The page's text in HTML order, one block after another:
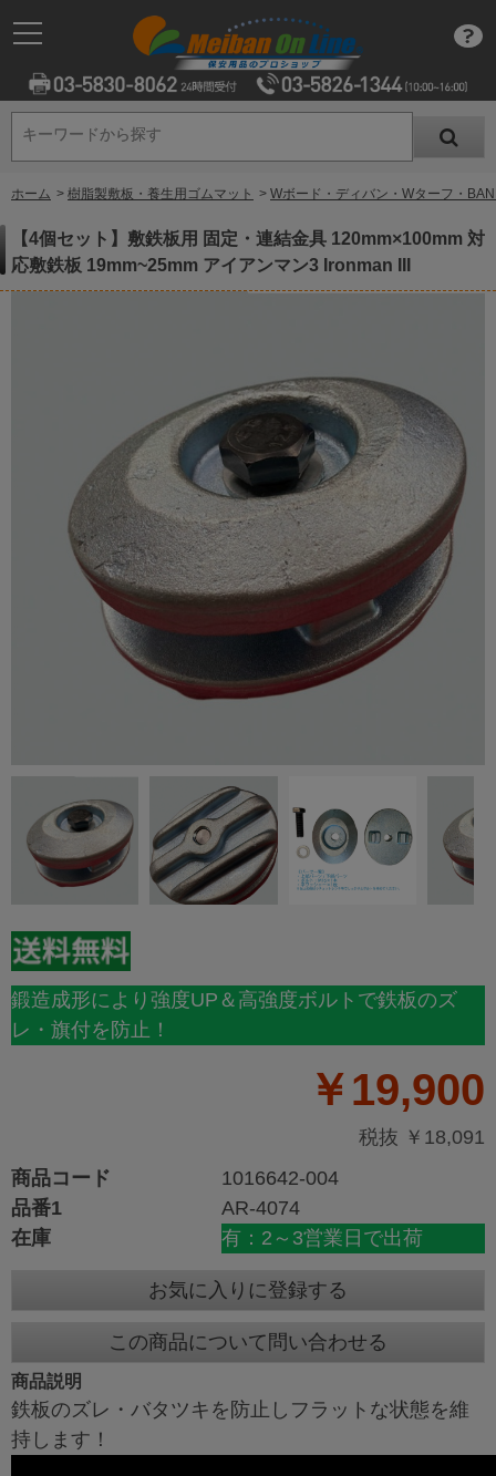
キーワードから探す
キーワードから探す
ホーム > 樹脂製敷板・養生用ゴムマット > Wボード・ディバン・Wターフ・
【4個セット】敷鉄板用 固定・連結金具 120mm×100mm 対
応敷鉄板 19mm~25mm アイアンマン3 Ironman III
鍛造成形により強度UP＆高強度ボルトで鉄板のズ
レ・旗付を防止！
￥19,900
税抜 ￥18,091
商品コード
1016642-004
品番1
AR-4074
在庫
有：2～3営業日で出荷
お気に入りに登録する
この商品について問い合わせる
商品説明
鉄板のズレ・バタツキを防止しフラットな状態を維
持します！